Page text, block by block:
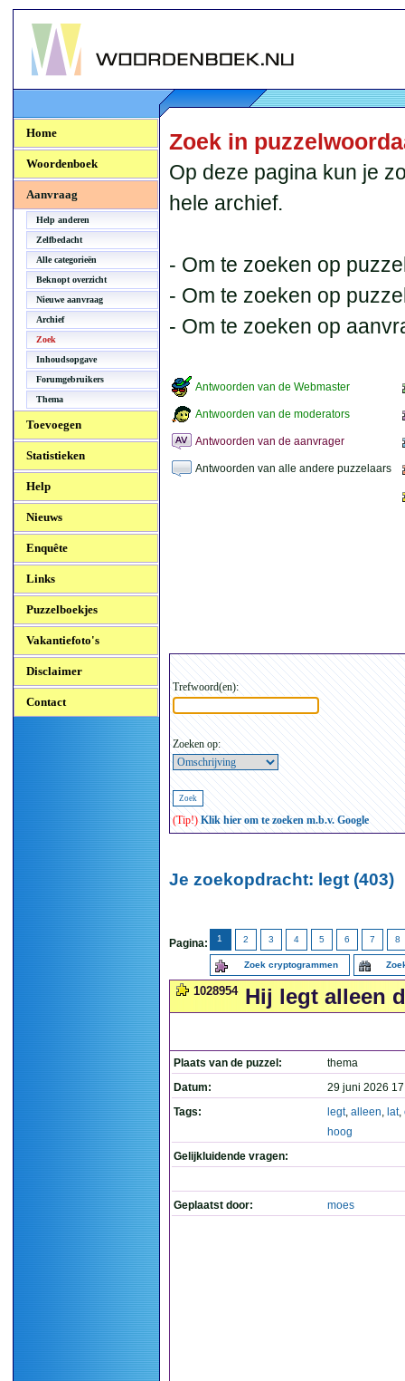
Woordenboek.NU
Home
Woordenboek
Aanvraag
Help anderen
Zelfbedacht
Alle categorieën
Beknopt overzicht
Nieuwe aanvraag
Archief
Zoek
Inhoudsopgave
Forumgebruikers
Thema
Toevoegen
Statistieken
Help
Nieuws
Enquête
Links
Puzzelboekjes
Vakantiefoto's
Disclaimer
Contact
Zoek in
Op deze pagina kun je
hele archief.
- Om te zoeken op
- Om te zoeken op
- Om te zoeken op
Antwoorden van de Webmaster
Antwoorden van de moderators
Antwoorden van de aanvrager
Antwoorden van alle andere puzzelaars
Trefwoord(en):
Zoeken op:
(Tip!) Klik hier om te zoeken m.b.v. Google
Je zoekopdracht: legt (403)
Pagina: 1 2 3 4 5 6 7 8
Zoek cryptogrammen
1028954 Hij legt alleen
Plaats van de puzzel:
thema
Datum:
29 juni 2026
Tags:
legt, alleen, lat,
hoog
Gelijkluidende vragen:
Geplaatst door: moes